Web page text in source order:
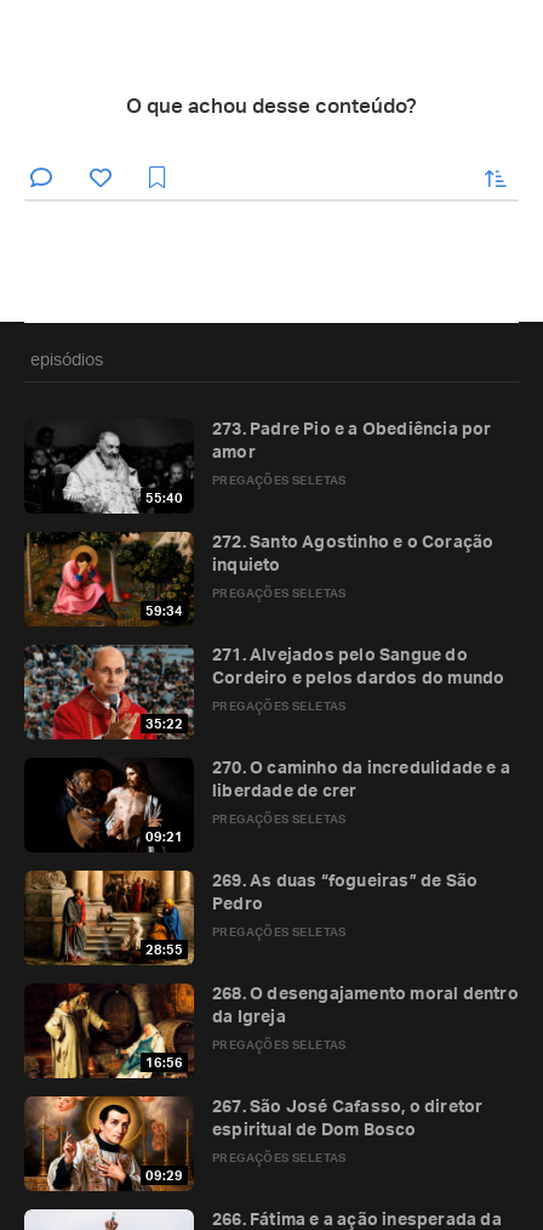
O que achou desse conteúdo?
enviar
episódios
55:40
PREGAÇÕES SELETAS
273. Padre Pio e a Obediência por
amor
59:34
PREGAÇÕES SELETAS
272. Santo Agostinho e o Coração
inquieto
35:22
PREGAÇÕES SELETAS
271. Alvejados pelo Sangue do
Cordeiro e pelos dardos do mundo
09:21
PREGAÇÕES SELETAS
270. O caminho da incredulidade e a
liberdade de crer
28:55
PREGAÇÕES SELETAS
269. As duas “fogueiras” de São
Pedro
16:56
PREGAÇÕES SELETAS
268. O desengajamento moral dentro
da Igreja
09:29
PREGAÇÕES SELETAS
267. São José Cafasso, o diretor
espiritual de Dom Bosco
266. Fátima e a ação inesperada da